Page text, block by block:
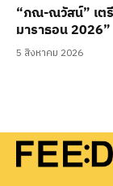
“ภณ-ณวัสน์” เต
มาราธอน 2026”
5 สิงหาคม 2026